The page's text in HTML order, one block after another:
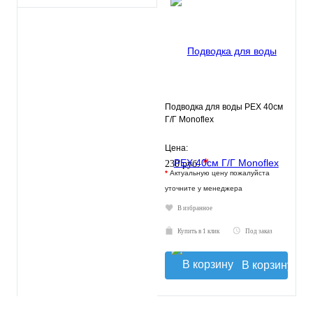
Подводка для воды РЕХ 40см
Г/Г Monoflex
Цена:
230 руб.*
* Актуальную цену пожалуйста
уточните у менеджера
В избранное
Купить в 1 клик Под заказ
В корзину